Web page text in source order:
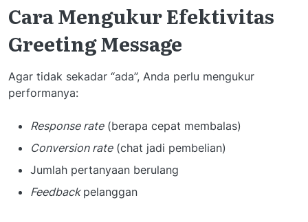
Cara Mengukur Efektivitas
Greeting Message
Agar tidak sekadar “ada”, Anda perlu mengukur
performanya:
Response rate(berapa cepat membalas)
Conversion rate(chat jadi pembelian)
Jumlah pertanyaan berulang
Feedback pelanggan